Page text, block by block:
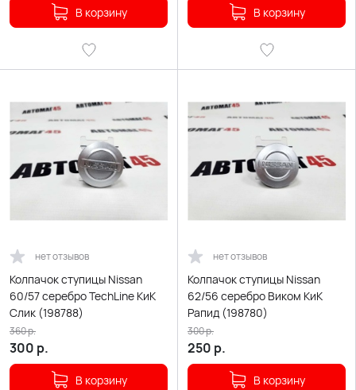
В корзину В корзину
нет отзывов
Колпачок ступицы Nissan
60/57 серебро TechLine КиК
Слик (198788)
300 р.
360р.
В корзину
нет отзывов
Колпачок ступицы Nissan
62/56 серебро Виком КиК
Рапид (198780)
250 р.
300р.
В корзину